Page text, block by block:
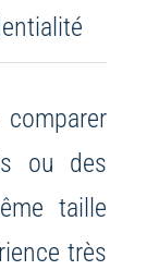
ou des
taille
très